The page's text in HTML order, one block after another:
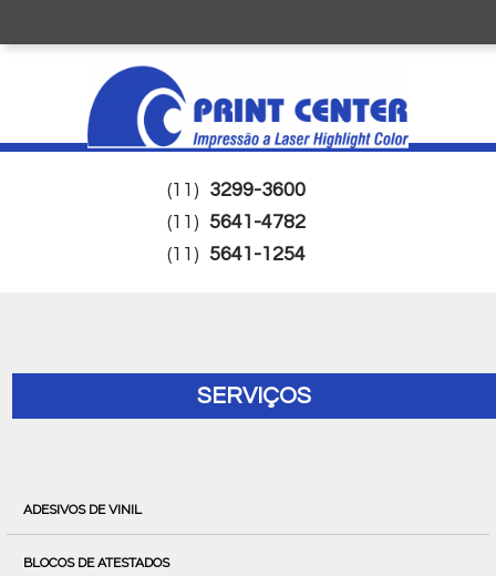
(11) 3299-3600
(11) 5641-4782
(11) 5641-1254
SERVIÇOS
ADESIVOS DE VINIL
BLOCOS DE ATESTADOS